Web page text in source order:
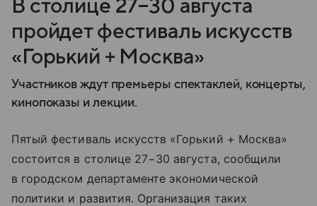
В столице 27−30 августа
пройдет фестиваль искусств
«Горький + Москва»
Участников ждут премьеры спектаклей, концерты,
кинопоказы и лекции.
Пятый фестиваль искусств «Горький + Москва»
состоится в столице 27−30 августа, сообщили
в городском департаменте экономической
политики и развития. Организация таких